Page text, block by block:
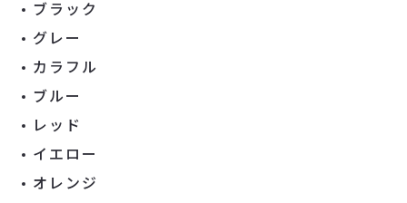
ブラック
グレー
カラフル
ブルー
レッド
イエロー
オレンジ